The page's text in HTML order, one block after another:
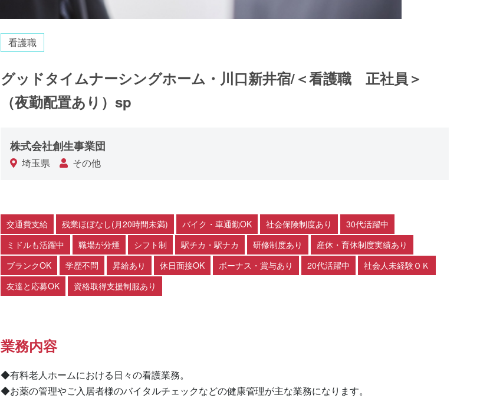
看護職
グッドタイムナーシングホーム・川口新井宿/＜看護職 正社員＞
（夜勤配置あり）sp
株式会社創生事業団
埼玉県 その他
交通費支給 残業ほぼなし(月20時間未満) バイク・車通勤OK 社会保険制度あり
30代活躍中
ミドルも活躍中
職場が分煙 シフト制 駅チカ・駅ナカ 研修制度あり
産休・育休制度実績あり
ブランクOK
学歴不問 昇給あり 休日面接OK ボーナス・賞与あり 20代活躍中
社会人未経験ＯＫ
友達と応募OK
資格取得支援制服あり
業務内容
◆有料老人ホームにおける日々の看護業務。
◆お薬の管理やご入居者様のバイタルチェックなどの健康管理が主な業務になります。